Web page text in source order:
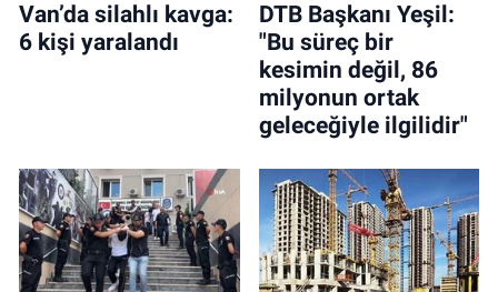
Van’da silahlı kavga:
6 kişi yaralandı
DTB Başkanı Yeşil:
"Bu süreç bir
kesimin değil, 86
milyonun ortak
geleceğiyle ilgilidir"